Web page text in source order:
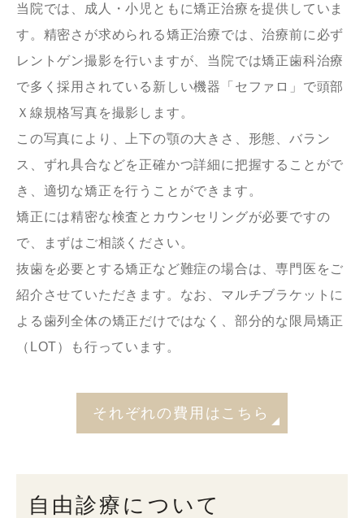
当院では、成人・小児ともに矯正治療を提供していま
す。精密さが求められる矯正治療では、治療前に必ず
レントゲン撮影を行いますが、当院では矯正歯科治療
で多く採用されている新しい機器「セファロ」で頭部
Ｘ線規格写真を撮影します。
この写真により、上下の顎の大きさ、形態、バラン
ス、ずれ具合などを正確かつ詳細に把握することがで
き、適切な矯正を行うことができます。
矯正には精密な検査とカウンセリングが必要ですの
で、まずはご相談ください。
抜歯を必要とする矯正など難症の場合は、専門医をご
紹介させていただきます。なお、マルチブラケットに
よる歯列全体の矯正だけではなく、部分的な限局矯正
（LOT）も行っています。
それぞれの費用はこちら
自由診療について